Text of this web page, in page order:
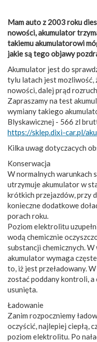
Mam auto z 2003 roku
nowości, akumulator
takiemu akumulatorowi
jakie są tego objawy
Akumulator jest do
tylu latach jest mozliwość,
nowości, dalej prąd
Zapraszamy na test
wymiany takiego
Blyskawicznej - 566 zl
https://sklep.dixi-car.pl/
Kilka uwag dotyczacych
Konserwacja
W normalnych warunkach
utrzymuje akumulator w
krótkich przejazdów, przy
konieczne dodatkowe
porach roku.
Poziom elektrolitu
wodą chemicznie
substancji chemicznych.
akumulator wymaga
to, iż jest przeładowany.
zostać poddany kontroli, a
usunięta.
Ładowanie
Zanim rozpoczniemy
oczyścić, najlepiej ciepłą,
poziom elektrolitu. Po